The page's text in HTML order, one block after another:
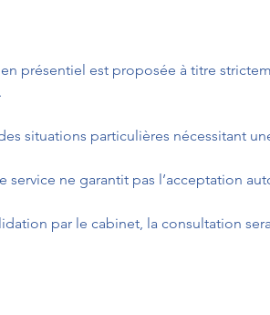
présentiel est proposée à titre
situations particulières nécessitant
service ne garantit pas l’acceptation
par le cabinet, la consultation